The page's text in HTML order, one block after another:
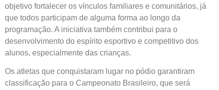
objetivo fortalecer os vínculos familiares e comunitários, já
que todos participam de alguma forma ao longo da
programação. A iniciativa também contribui para o
desenvolvimento do espírito esportivo e competitivo dos
alunos, especialmente das crianças.
Os atletas que conquistaram lugar no pódio garantiram
classificação para o Campeonato Brasileiro, que será